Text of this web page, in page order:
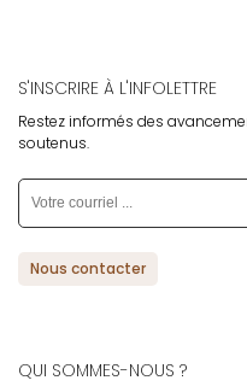
S'INSCRIRE À L'INFOLETTRE
Restez informés des
soutenus.
Nous contacter
QUI SOMMES-NOUS ?